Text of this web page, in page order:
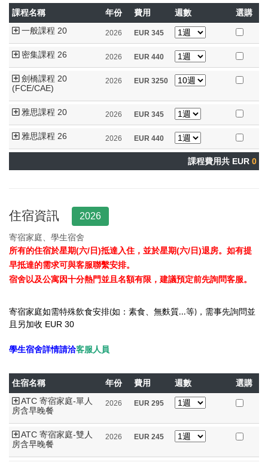
課程名稱 年份 費用 週數
選購
一般課程 20
2026 EUR 345
密集課程 26 2026 EUR 440
劍橋課程 20
(FCE/CAE)
2026 EUR 3250
雅思課程 20 2026 EUR 345
雅思課程 26 2026 EUR 440
課程費用共 EUR 0
住宿資訊 2026
寄宿家庭、學生宿舍
所有的住宿於星期(六/日)抵達入住，並於星期(六/日)退房。如有提
早抵達的需求可與客服聯繫安排。
宿舍以及公寓因十分熱門並且名額有限，建議預定前先詢問客服。
寄宿家庭如需特殊飲食安排(如：素食、無麩質...等) ，需事先詢問並
且另加收 EUR 30
學生宿舍詳情請洽客服人員
住宿名稱 年份 費用 週數
選購
ATC 寄宿家庭-單人
房含早晚餐
2026 EUR 295
ATC 寄宿家庭-雙人
房含早晚餐
2026 EUR 245